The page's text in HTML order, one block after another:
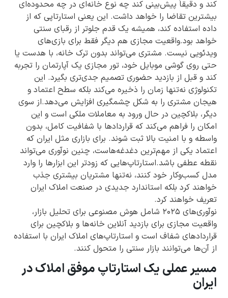
کند و دقیقاً پیش‌بینی کند چه نوع خانه‌ای در چه محدوده‌ای
بیشترین تقاضا را خواهد داشت. این یعنی استارتاپی که از
داده استفاده کند، همیشه یک قدم جلوتر از رقبای سنتی
خواهد بود.واقعیت مجازی هم دیگر فقط برای بازی‌های
ویدئویی نیست. مشتری می‌تواند بدون ترک خانه، با هدست یا
حتی روی گوشی موبایل خود، تور مجازی یک آپارتمان را تجربه
کند و قبل از بازدید حضوری تصمیم جدی‌تری بگیرد. این
تکنولوژی نه‌تنها زمان را ذخیره می‌کند بلکه سطح اعتماد و
هیجان مشتری را به شکل چشمگیری افزایش می‌دهد.از سوی
دیگر، بلاکچین در حال ورود به معاملات ملکی است و این
امکان را فراهم می‌کند که قراردادها با شفافیت کامل، بدون
واسطه و با امنیت بالا ثبت شوند. برای بازاری مثل ایران که
اعتماد یکی از مهم‌ترین دغدغه‌هاست، چنین نوآوری می‌تواند
نقطه عطفی باشد.استارتاپ‌هایی که زودتر این ابزارها را وارد
مدل کسب‌وکار خود کنند، نه‌تنها مشتریان بیشتری جذب
خواهند کرد بلکه استاندارد جدیدی در صنعت املاک ایران
تعریف خواهند کرد.
نوآوری‌های ۲۰۲۵ شامل هوش مصنوعی برای تحلیل بازار،
واقعیت مجازی برای بازدید آنلاین خانه‌ها و بلاکچین برای
قراردادهای شفاف است و استارتاپ‌های املاک ایران با استفاده
از آن‌ها می‌توانند بازار سنتی را متحول کنند.
مسیر عملی یک استارتاپ موفق املاک در
ایران